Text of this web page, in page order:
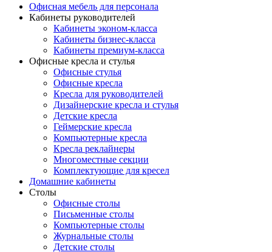
Офисная мебель для персонала
Кабинеты руководителей
Кабинеты эконом-класса
Кабинеты бизнес-класса
Кабинеты премиум-класса
Офисные кресла и стулья
Офисные стулья
Офисные кресла
Кресла для руководителей
Дизайнерские кресла и стулья
Детские кресла
Геймерские кресла
Компьютерные кресла
Кресла реклайнеры
Многоместные секции
Комплектующие для кресел
Домашние кабинеты
Столы
Офисные столы
Письменные столы
Компьютерные столы
Журнальные столы
Детские столы